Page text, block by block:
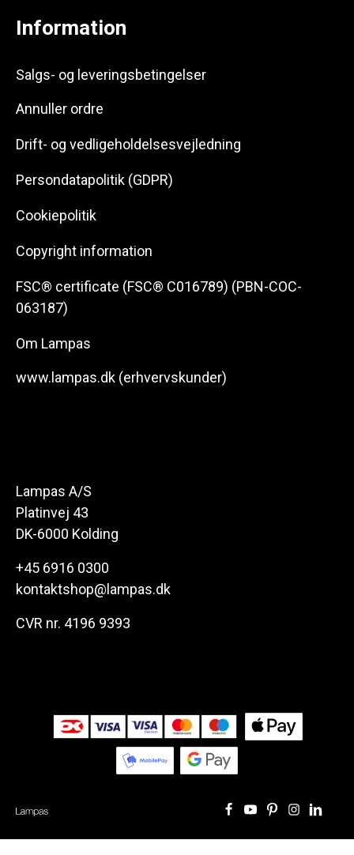
Information
Salgs- og leveringsbetingelser
Annuller ordre
Drift- og vedligeholdelsesvejledning
Persondatapolitik (GDPR)
Cookiepolitik
Copyright information
FSC® certificate (FSC® C016789) (PBN-COC-
063187)
Om Lampas
www.lampas.dk (erhvervskunder)
Lampas A/S
Platinvej 43
DK-6000 Kolding
+45 6916 0300
kontaktshop@lampas.dk
CVR nr. 4196 9393